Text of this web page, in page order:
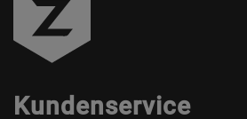
Kundenservice